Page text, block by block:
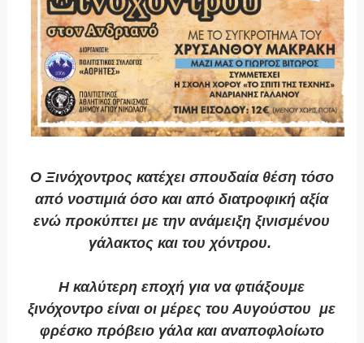
Ο Ξινόχοντρος κατέχει σπουδαία θέση τόσο
από νοστιμιά όσο και από διατροφική αξία
ενώ προκύπτει με την ανάμειξη ξινισμένου
γάλακτος και του χόντρου.
Η καλύτερη εποχή για να φτιάξουμε
ξινόχοντρο είναι οι μέρες του Αυγούστου με
φρέσκο πρόβειο γάλα και αναποφλοίωτο